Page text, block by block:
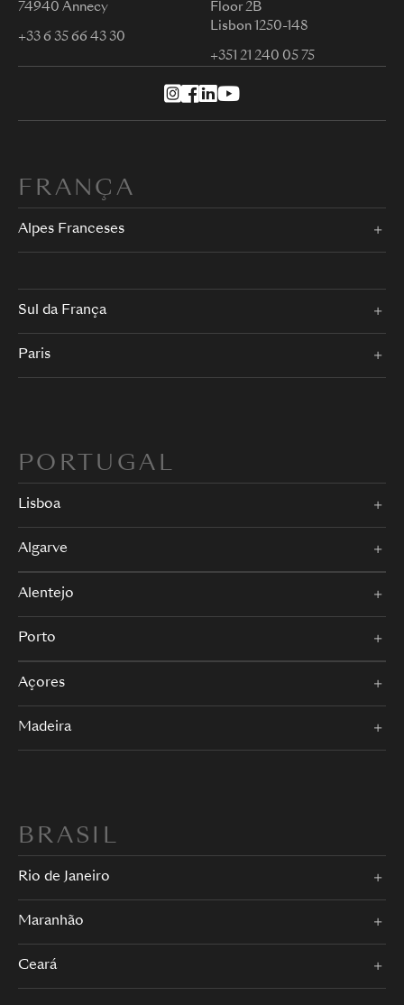
74940 Annecy
+33 6 35 66 43 30
Floor 2B
Lisbon 1250-148
+351 21 240 05 75
FRANÇA
Alpes Franceses
Sul da França
Paris
PORTUGAL
Lisboa
Algarve
Alentejo
Porto
Açores
Madeira
BRASIL
Rio de Janeiro
Maranhão
Ceará